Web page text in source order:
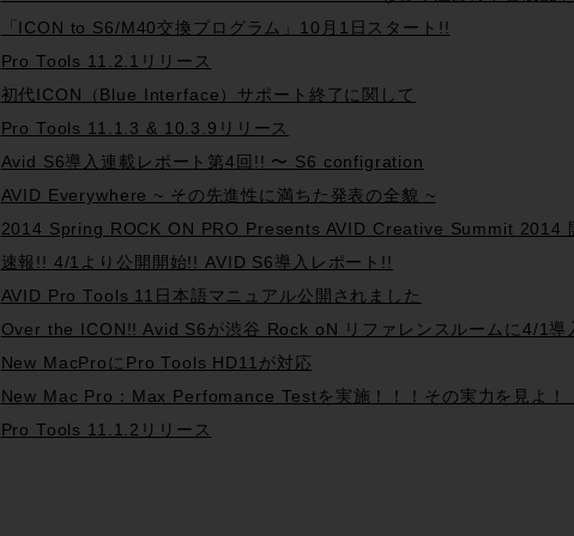
「ICON to S6/M40交換プログラム」10月1日スタート!!
Pro Tools 11.2.1リリース
初代ICON（Blue Interface）サポート終了に関して
Pro Tools 11.1.3 & 10.3.9リリース
Avid S6導入連載レポート第4回!! 〜 S6 configration
AVID Everywhere ~ その先進性に満ちた発表の全貌 ~
2014 Spring ROCK ON PRO Presents AVID Creative Summit 2014
速報!! 4/1より公開開始!! AVID S6導入レポート!!
AVID Pro Tools 11日本語マニュアル公開されました
Over the ICON!! Avid S6が渋谷 Rock oN リファレンスルームに4/1導
New MacProにPro Tools HD11が対応
New Mac Pro：Max Perfomance Testを実施！！！その実力を見よ！
Pro Tools 11.1.2リリース